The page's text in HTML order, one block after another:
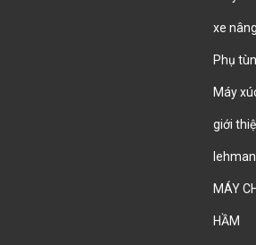
xe
Phụ
Máy
giới
MÁY
HẦM